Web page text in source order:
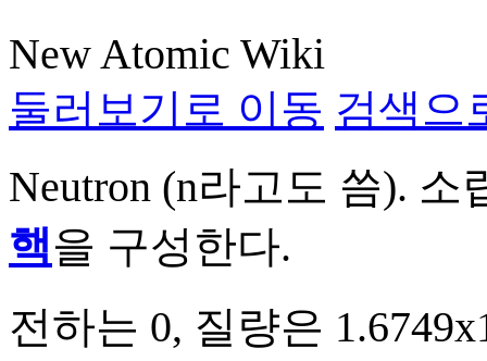
New Atomic Wiki
둘러보기로 이동 검색으
Neutron (n라고도 씀).
핵을 구성한다.
전하는 0, 질량은